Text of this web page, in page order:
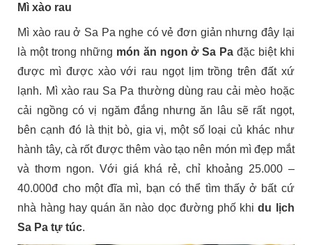
Mì xào rau
Mì xào rau ở Sa Pa nghe có vẻ đơn giản nhưng đây lại
là một trong những món ăn ngon ở Sa Pa đặc biệt khi
được mì được xào với rau ngọt lịm trồng trên đất xứ
lạnh. Mì xào rau Sa Pa thường dùng rau cải mèo hoặc
cải ngồng có vị ngăm đắng nhưng ăn lâu sẽ rất ngọt,
bên cạnh đó là thịt bò, gia vị, một số loại củ khác như
hành tây, cà rốt được thêm vào tạo nên món mì đẹp mắt
và thơm ngon. Với giá khá rẻ, chỉ khoảng 25.000 –
40.000đ cho một đĩa mì, bạn có thể tìm thấy ở bất cứ
nhà hàng hay quán ăn nào dọc đường phố khidu lịch
Sa Pa tự túc.